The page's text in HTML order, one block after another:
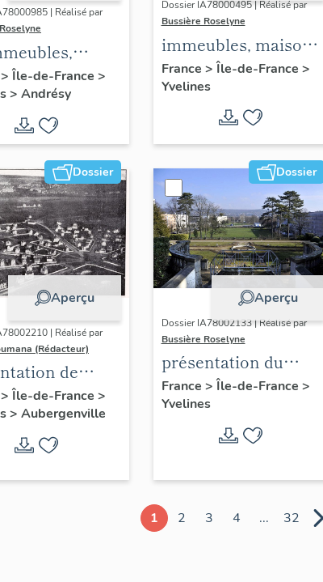
| Réalisé par
et fermes
d'Andrésy
> Île-de-France >
> Andrésy
Dossier IA78000495 | Réalisé par
Bussière Roselyne
immeubles, maisons,
fermes
France > Île-de-France >
Yvelines
Dossier
Aperçu
| Réalisé par
(Rédacteur)
de
> Île-de-France >
> Aubergenville
Dossier
Aperçu
Dossier IA78002133 | Réalisé par
Bussière Roselyne
présentation du
diagnostic
patrimonial, urbain
et paysager de Seine-
France > Île-de-France >
Yvelines
1 2 3 4 ... 32